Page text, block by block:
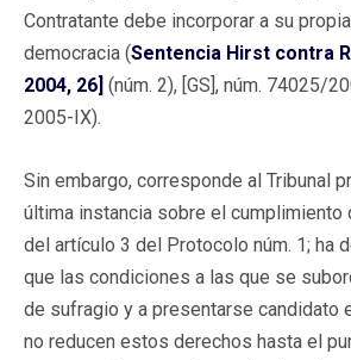
Contratante debe incorporar a su
democracia (Sentencia Hirst contra
2004, 26] (núm. 2), [GS], núm. 74025/
2005-IX).
Sin embargo, corresponde al Tribunal
última instancia sobre el cumplimiento
del artículo 3 del Protocolo núm. 1; ha
que las condiciones a las que se
de sufragio y a presentarse candidato
no reducen estos derechos hasta el